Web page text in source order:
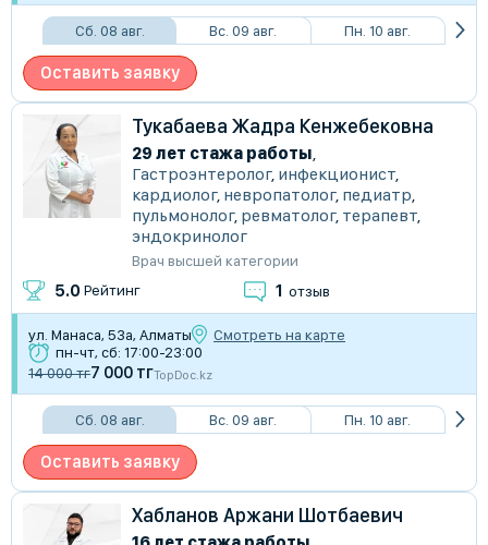
Сб. 08 авг. Вс. 09 авг. Пн. 10 авг.
Оставить заявку
Тукабаева Жадра Кенжебековна
29 лет стажа работы
Гастроэнтеролог, инфекционист
кардиолог, невропатолог, педиатр
пульмонолог, ревматолог, терапевт
эндокринолог
Врач высшей категории
5.0 Рейтинг 1 отзыв
ул. Манаса, 53а, Алматы
Смотреть на карте
пн-чт, сб: 17:00-23:00
14 000 тг7 000 тгTopDoc.kz
Сб. 08 авг. Вс. 09 авг. Пн. 10 авг.
Оставить заявку
Хабланов Аржани Шотбаевич